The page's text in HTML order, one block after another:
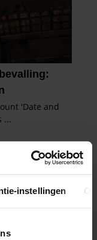
instellingen